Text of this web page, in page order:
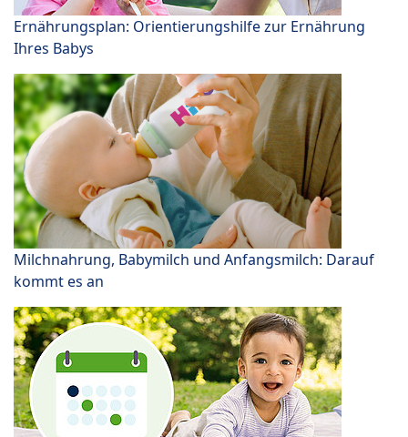
Ernährungsplan: Orientierungshilfe zur Ernährung
Ihres Babys
Milchnahrung, Babymilch und Anfangsmilch: Darauf
kommt es an